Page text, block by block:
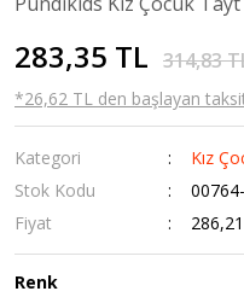
283,35 TL 314,83
*26,62 TL den başlayan
Kategori
Kız
Stok Kodu
Fiyat
Renk